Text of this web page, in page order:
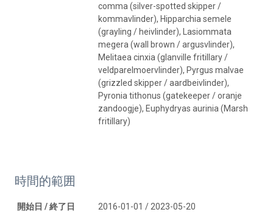
comma (silver-spotted skipper /
kommavlinder), Hipparchia semele
(grayling / heivlinder), Lasiommata
megera (wall brown / argusvlinder),
Melitaea cinxia (glanville fritillary /
veldparelmoervlinder), Pyrgus malvae
(grizzled skipper / aardbeivlinder),
Pyronia tithonus (gatekeeper / oranje
zandoogje), Euphydryas aurinia (Marsh
fritillary)
時間的範囲
開始日 / 終了日 2016-01-01 / 2023-05-20